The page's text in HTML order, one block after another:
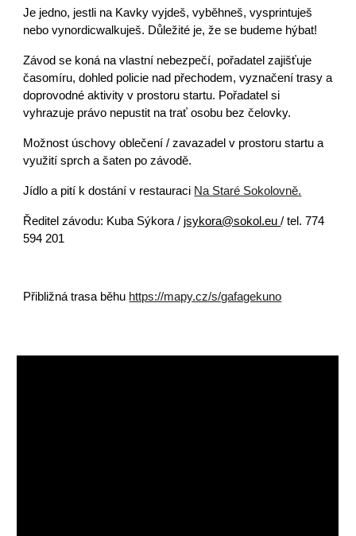
Je jedno, jestli na Kavky vyjdeš, vyběhneš, vysprintuješ
nebo vynordicwalkuješ. Důležité je, že se budeme hýbat!
Závod se koná na vlastní nebezpečí, pořadatel zajišťuje
časomíru, dohled policie nad přechodem, vyznačení trasy a
doprovodné aktivity v prostoru startu. Pořadatel si
vyhrazuje právo nepustit na trať osobu bez čelovky.
Možnost úschovy oblečení / zavazadel v prostoru startu a
využití sprch a šaten po závodě.
Jídlo a pití k dostání v restauraci Na Staré Sokolovně.
Ředitel závodu: Kuba Sýkora / jsykora@sokol.eu/ tel. 774
594 201
Přibližná trasa běhu https://mapy.cz/s/gafagekuno